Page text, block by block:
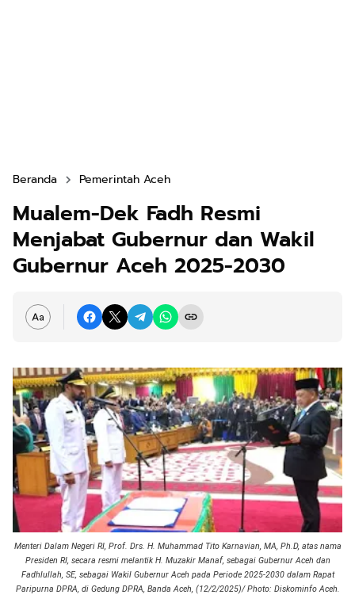
Beranda Pemerintah Aceh
Mualem-Dek Fadh Resmi
Menjabat Gubernur dan Wakil
Gubernur Aceh 2025-2030
Menteri Dalam Negeri RI, Prof. Drs. H. Muhammad Tito Karnavian, MA, Ph.D, atas nama
Presiden RI, secara resmi melantik H. Muzakir Manaf, sebagai Gubernur Aceh dan
Fadhlullah, SE, sebagai Wakil Gubernur Aceh pada Periode 2025-2030 dalam Rapat
Paripurna DPRA, di Gedung DPRA, Banda Aceh, (12/2/2025)/ Photo: Diskominfo Aceh.